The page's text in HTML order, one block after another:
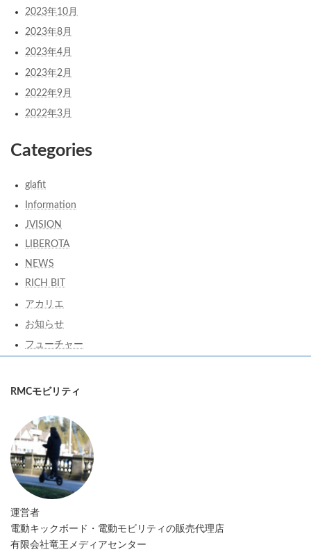
2023年10月
2023年8月
2023年4月
2023年2月
2022年9月
2022年3月
Categories
glafit
Information
JVISION
LIBEROTA
NEWS
RICH BIT
アカリエ
お知らせ
フューチャー
RMCモビリティ
運営者
電動キックボード・電動モビリティの販売代理店
有限会社竜王メディアセンター